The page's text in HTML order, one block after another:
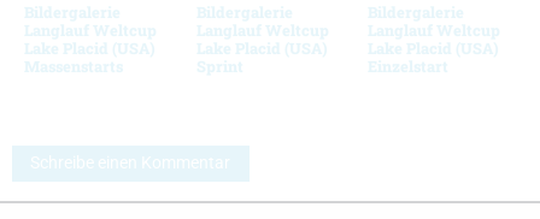
Bildergalerie
Langlauf Weltcup
Lake Placid (USA)
Massenstarts
Bildergalerie
Langlauf Weltcup
Lake Placid (USA)
Sprint
Bildergalerie
Langlauf Weltcup
Lake Placid (USA)
Einzelstart
Schreibe einen Kommentar